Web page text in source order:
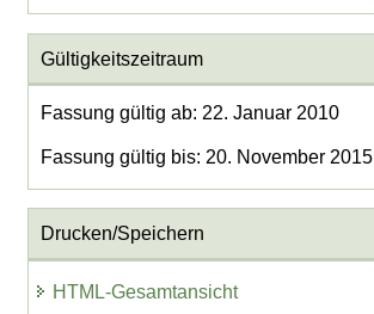
Gültigkeitszeitraum
Fassung gültig ab: 22. Januar 2010
Fassung gültig bis: 20. November 2015
Drucken/Speichern
HTML-Gesamtansicht